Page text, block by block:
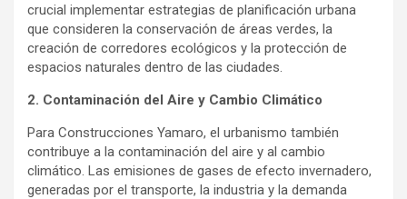
crucial implementar estrategias de planificación urbana
que consideren la conservación de áreas verdes, la
creación de corredores ecológicos y la protección de
espacios naturales dentro de las ciudades.
2. Contaminación del Aire y Cambio Climático
Para Construcciones Yamaro, el urbanismo también
contribuye a la contaminación del aire y al cambio
climático. Las emisiones de gases de efecto invernadero,
generadas por el transporte, la industria y la demanda